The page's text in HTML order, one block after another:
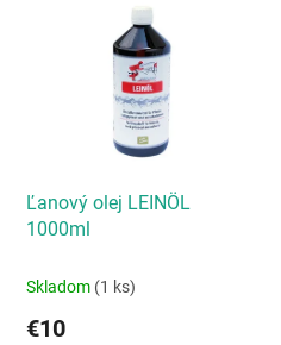
Ľanový olej LEINÖL
1000ml
Skladom (1 ks)
€10